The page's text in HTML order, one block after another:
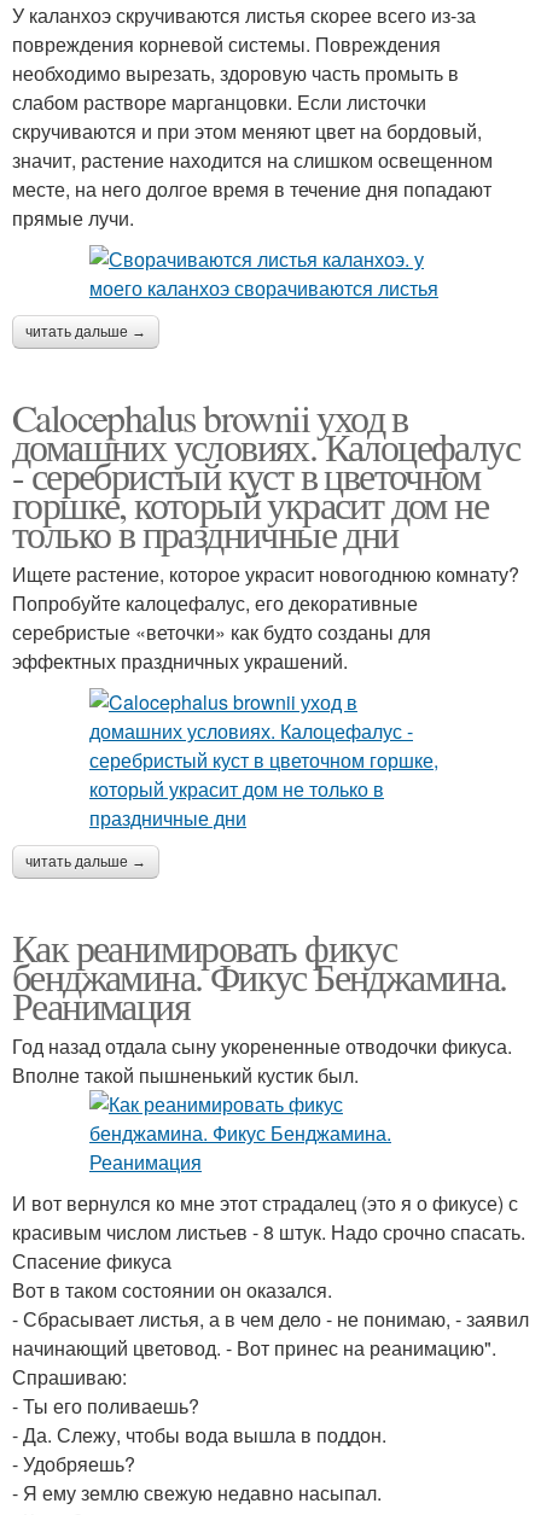
У каланхоэ скручиваются листья скорее всего из-за
повреждения корневой системы. Повреждения
необходимо вырезать, здоровую часть промыть в
слабом растворе марганцовки. Если листочки
скручиваются и при этом меняют цвет на бордовый,
значит, растение находится на слишком освещенном
месте, на него долгое время в течение дня попадают
прямые лучи.
читать дальше →
Calocephalus brownii уход в
домашних условиях. Калоцефалус
- серебристый куст в цветочном
горшке, который украсит дом не
только в праздничные дни
Ищете растение, которое украсит новогоднюю комнату?
Попробуйте калоцефалус, его декоративные
серебристые «веточки» как будто созданы для
эффектных праздничных украшений.
читать дальше →
Как реанимировать фикус
бенджамина. Фикус Бенджамина.
Реанимация
Год назад отдала сыну укорененные отводочки фикуса.
Вполне такой пышненький кустик был.
И вот вернулся ко мне этот страдалец (это я о фикусе) с
красивым числом листьев - 8 штук. Надо срочно спасать.
Спасение фикуса
Вот в таком состоянии он оказался.
- Сбрасывает листья, а в чем дело - не понимаю, - заявил
начинающий цветовод. - Вот принес на реанимацию".
Спрашиваю:
- Ты его поливаешь?
- Да. Слежу, чтобы вода вышла в поддон.
- Удобряешь?
- Я ему землю свежую недавно насыпал.